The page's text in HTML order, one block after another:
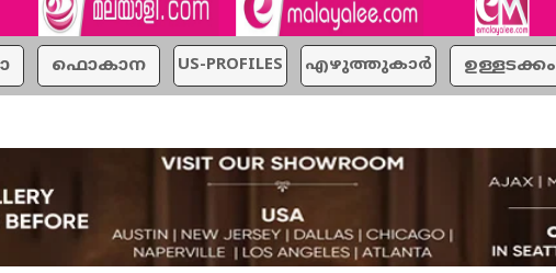
ഫൊകാന US-PROFILES എഴുത്തുകാര്‍ ഉള്ളടക്കം